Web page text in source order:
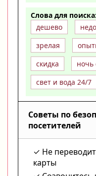
Слова для поиска:
дешево
зрелая
скидка
ночь
свет и вода 24/7
Советы по
посетителей
Не
карты